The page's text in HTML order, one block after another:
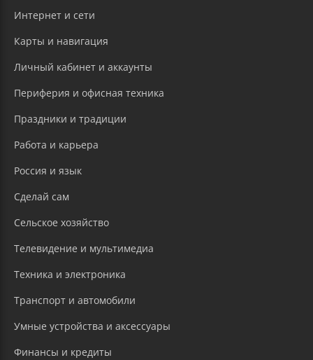
Интернет и сети
Карты и навигация
Личный кабинет и аккаунты
Периферия и офисная техника
Праздники и традиции
Работа и карьера
Россия и язык
Сделай сам
Сельское хозяйство
Телевидение и мультимедиа
Техника и электроника
Транспорт и автомобили
Умные устройства и аксессуары
Финансы и кредиты